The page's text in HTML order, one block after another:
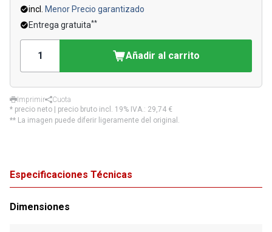
incl.
Menor Precio garantizado
Entrega gratuita**
Añadir al carrito
Imprimir
Cuota
* precio neto | precio bruto incl. 19% IVA.: 29,74 €
** La imagen puede diferir ligeramente del original.
Especificaciones Técnicas
Dimensiones